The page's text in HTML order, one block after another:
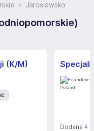
Jarosławsko
(K/M)
Dodana 4